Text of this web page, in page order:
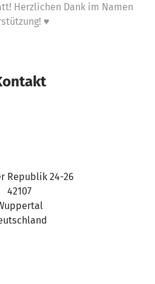
Herzlichen Dank im Namen
♥
Republik 24-26
42107